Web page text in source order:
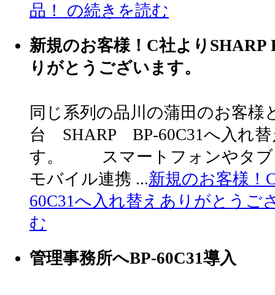
品！ の続きを読む
新規のお客様！C社よりSHARP
りがとうございます。
同じ系列の品川の蒲田のお客様
台 SHARP BP-60C31へ入れ
す。 スマートフォンやタブ
モバイル連携 ...新規のお客様！
60C31へ入れ替えありがとうご
む
管理事務所へBP-60C31導入